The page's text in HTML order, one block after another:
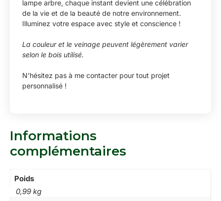
lampe arbre, chaque instant devient une célébration
de la vie et de la beauté de notre environnement.
Illuminez votre espace avec style et conscience !
La couleur et le veinage peuvent légèrement varier
selon le bois utilisé.
N’hésitez pas à me contacter pour tout projet
personnalisé !
Informations
complémentaires
Poids
0,99 kg